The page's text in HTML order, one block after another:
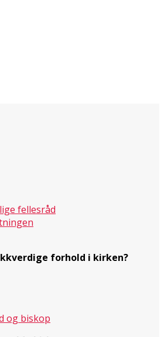
fellesråd
forhold i kirken?
og biskop